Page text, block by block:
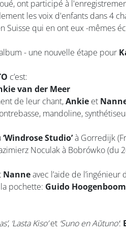
ont participé à
les voix d'enfants dans 4
Suisse qui en ont eux -mêmes
- une nouvelle étape pour
c’est:
van der Meer
de leur chant,Ankie et
mandoline,
‘Windrose Studio’à Gorredijk
Noculak à Bobrówko (du
Nanneavec l’aide de l’ingénieur
pochette: Guido Hoogenboom
, ‘Lasta Kiso’et ‘Suno en Aŭtuno’: